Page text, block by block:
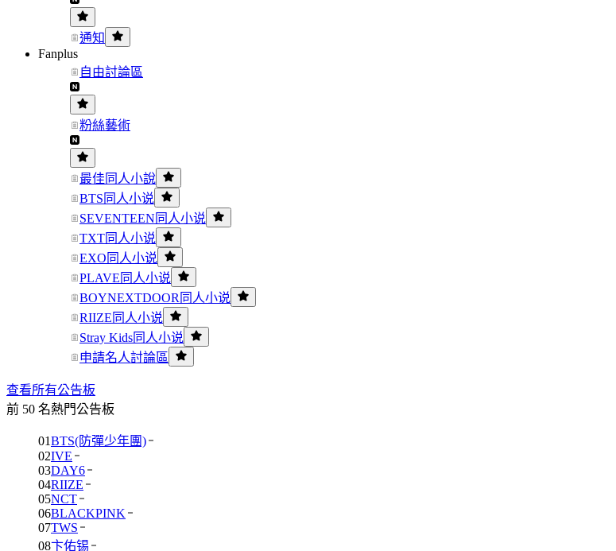
通知
Fanplus
自由討論區
粉絲藝術
最佳同人小說
BTS同人小说
SEVENTEEN同人小说
TXT同人小说
EXO同人小说
PLAVE同人小说
BOYNEXTDOOR同人小说
RIIZE同人小说
Stray Kids同人小说
申請名人討論區
查看所有公告板
前 50 名熱門公告板
01BTS(防彈少年團)
02IVE
03DAY6
04RIIZE
05NCT
06BLACKPINK
07TWS
08卞佑锡